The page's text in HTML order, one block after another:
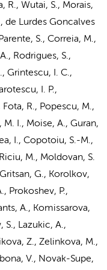
R., Wutai, S., Morais,
de Lurdes Goncalves
S., Correia, M.,
Rodrigues, S.,
Grintescu, I. C.,
I. P.,
R., Popescu, M.,
M. I., Moise, A., Guran,
I., Copotoiu, S.-M.,
M., Moldovan, S.
G., Korolkov,
Prokoshev, P.,
A., Komissarova,
S., Lazukic, A.,
Z., Zelinkova, M.,
V., Novak-Supe,